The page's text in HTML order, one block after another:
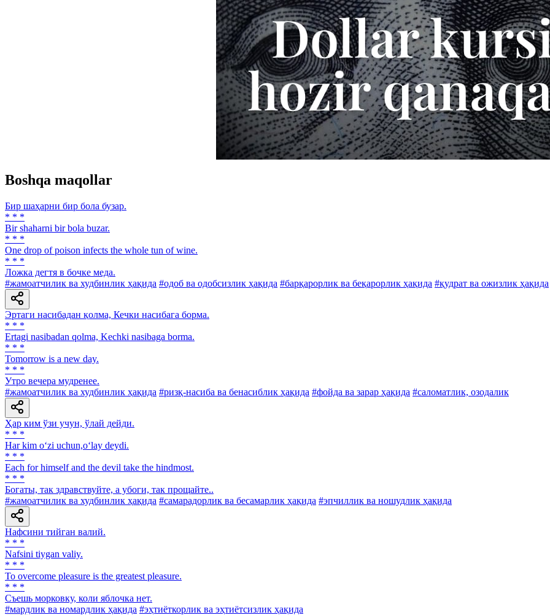
Boshqa maqollar
Бир шаҳарни бир бола бузар.
* * *
Bir shaharni bir bola buzar.
* * *
One drop of poison infects the whole tun of wine.
* * *
Ложка дегтя в бочке меда.
#жамоатчилик ва худбинлик ҳақида #одоб ва одобсизлик ҳақида #барқарорлик ва беқарорлик ҳақида #қудрат ва ожизлик ҳақида
Эртаги насибадан қолма, Кечки насибага борма.
* * *
Ertagi nasibadan qolma, Kechki nasibaga borma.
* * *
Tomorrow is a new day.
* * *
Утро вечера мудренее.
#жамоатчилик ва худбинлик ҳақида #ризқ-насиба ва бенасиблик ҳақида #фойда ва зарар ҳақида #саломатлик, озодалик
Ҳар ким ўзи учун, ўлай дейди.
* * *
Har kim o‘zi uchun,o‘lay deydi.
* * *
Each for himself and the devil take the hindmost.
* * *
Богаты, так здравствуйте, а убоги, так прощайте..
#жамоатчилик ва худбинлик ҳақида #самарадорлик ва бесамарлик ҳақида #эпчиллик ва ношудлик ҳақида
Нафсини тийган валий.
* * *
Nafsini tiygan valiy.
* * *
То overcome pleasure is the greatest pleasure.
* * *
Съешь морковку, коли яблочка нет.
#мардлик ва номардлик ҳақида #эҳтиёткорлик ва эҳтиётсизлик ҳақида